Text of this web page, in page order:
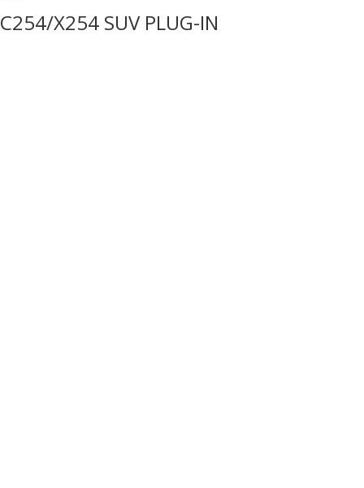
X254 SUV PLUG-IN